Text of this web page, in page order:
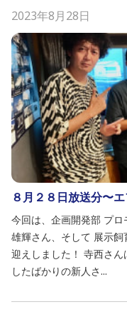
2023年8月28日
８月２８日放送分〜
今回は、企画開発部 プロ
雄輝さん、そして 展示
迎えしました！ 寺西さ
したばかりの新人さ...